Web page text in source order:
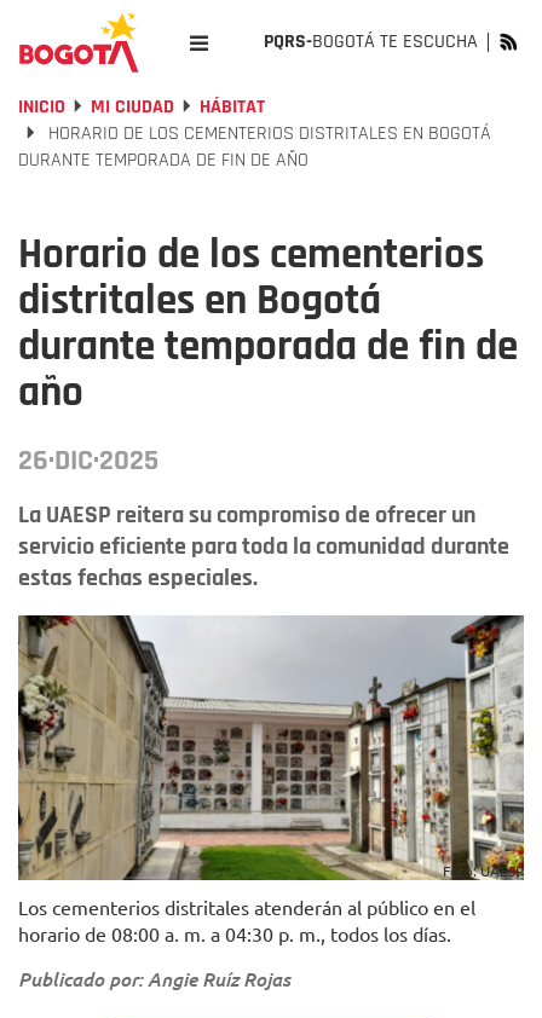
PQRS-BOGOTÁ TE ESCUCHA
INICIO MI CIUDAD
HÁBITAT
HORARIO DE LOS CEMENTERIOS DISTRITALES EN BOGOTÁ
DURANTE TEMPORADA DE FIN DE AÑO
Horario de los cementerios
distritales en Bogotá
durante temporada de fin de
año
26·DIC·2025
La UAESP reitera su compromiso de ofrecer un
servicio eficiente para toda la comunidad durante
estas fechas especiales.
Foto: UAESP
Los cementerios distritales atenderán al público en el
horario de 08:00 a. m. a 04:30 p. m., todos los días.
Publicado por: Angie Ruíz Rojas